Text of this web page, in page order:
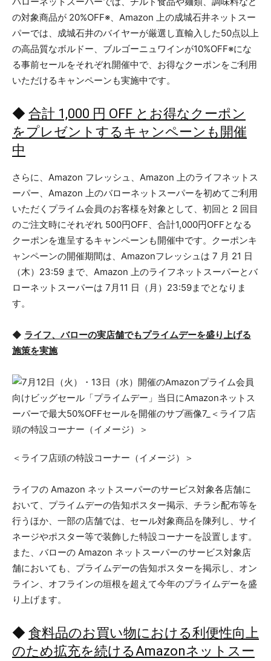
の対象商品が 20%OFF※、Amazon 上の成城石井ネットスー
パーでは、成城石井のバイヤーが厳選し直輸入した50点以上
の高品質なボルドー、ブルゴーニュワインが10%OFF※にな
る事前セールをそれぞれ開催中で、お得なクーポンをご利用
いただけるキャンペーンも実施中です。
◆ 合計 1,000 円 OFF とお得なクーポン
をプレゼントするキャンペーンも開催
中
さらに、Amazon フレッシュ、Amazon 上のライフネットス
ーパー、Amazon 上のバローネットスーパーを初めてご利用
いただくプライム会員のお客様を対象として、初回と 2 回目
のご注文時にそれぞれ 500円OFF、合計1,000円OFFとなる
クーポンを進呈するキャンペーンも開催中です。クーポンキ
ャンペーンの開催期間は、Amazonフレッシュは 7 月 21 日
（木）23:59 まで、Amazon 上のライフネットスーパーとバ
ローネットスーパーは 7月11 日（月）23:59までとなりま
す。
◆ ライフ、バローの実店舗でもプライムデーを盛り上げる
施策を実施
＜ライフ店頭の特設コーナー（イメージ）＞
ライフの Amazon ネットスーパーのサービス対象各店舗に
おいて、プライムデーの告知ポスター掲示、チラシ配布等を
行うほか、一部の店舗では、セール対象商品を陳列し、サイ
ネージやポスター等で装飾した特設コーナーを設置します。
また、バローの Amazon ネットスーパーのサービス対象店
舗においても、プライムデーの告知ポスターを掲示し、オン
ライン、オフラインの垣根を超えて今年のプライムデーを盛
り上げます。
◆ 食料品のお買い物における利便性向上
のため拡充を続けるAmazonネットスー